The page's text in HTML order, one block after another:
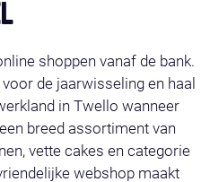
shoppen vanaf de bank.
de jaarwisseling en haal
in Twello wanneer
breed assortiment van
vette cakes en categorie
webshop maakt